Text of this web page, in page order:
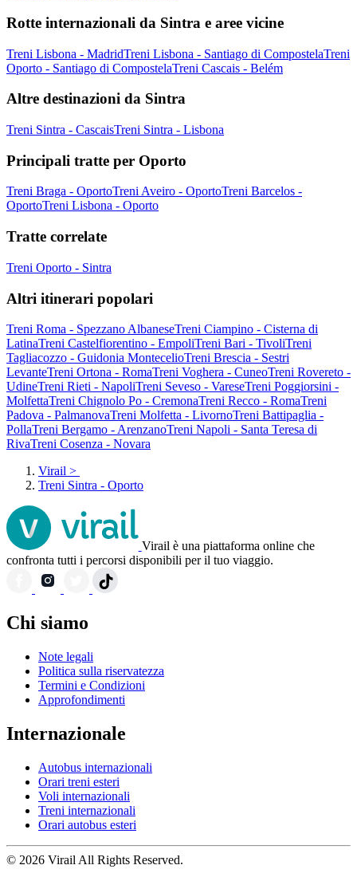
Rotte internazionali da Sintra e aree vicine
Treni Lisbona - MadridTreni Lisbona - Santiago di CompostelaTreni
Oporto - Santiago di CompostelaTreni Cascais - Belém
Altre destinazioni da Sintra
Treni Sintra - CascaisTreni Sintra - Lisbona
Principali tratte per Oporto
Treni Braga - OportoTreni Aveiro - OportoTreni Barcelos -
OportoTreni Lisbona - Oporto
Tratte correlate
Treni Oporto - Sintra
Altri itinerari popolari
Treni Roma - Spezzano AlbaneseTreni Ciampino - Cisterna di
LatinaTreni Castelfiorentino - EmpoliTreni Bari - TivoliTreni
Tagliacozzo - Guidonia MontecelioTreni Brescia - Sestri
LevanteTreni Ortona - RomaTreni Voghera - CuneoTreni Rovereto -
UdineTreni Rieti - NapoliTreni Seveso - VareseTreni Poggiorsini -
MolfettaTreni Chignolo Po - CremonaTreni Recco - RomaTreni
Padova - PalmanovaTreni Molfetta - LivornoTreni Battipaglia -
PollaTreni Bergamo - ArenzanoTreni Napoli - Santa Teresa di
RivaTreni Cosenza - Novara
Virail >
Treni Sintra - Oporto
Virail è una piattaforma online che
confronta tutti i percorsi disponibili per il tuo viaggio.
Chi siamo
Note legali
Politica sulla riservatezza
Termini e Condizioni
Approfondimenti
Internazionale
Autobus internazionali
Orari treni esteri
Voli internazionali
Treni internazionali
Orari autobus esteri
© 2026 Virail All Rights Reserved.